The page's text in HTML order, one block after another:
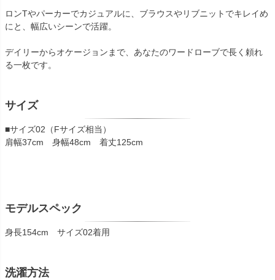
ロンTやパーカーでカジュアルに、ブラウスやリブニットでキレイめ
にと、幅広いシーンで活躍。
デイリーからオケージョンまで、あなたのワードローブで長く頼れ
る一枚です。
サイズ
■サイズ02（Fサイズ相当）
肩幅37cm 身幅48cm 着丈125cm
モデルスペック
身長154cm サイズ02着用
洗濯方法